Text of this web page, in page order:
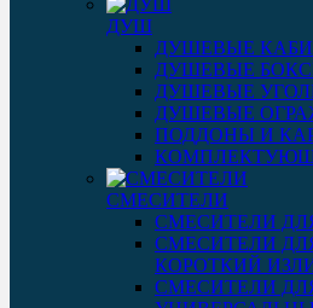
ДУШ
ДУШЕВЫЕ
ДУШЕВЫЕ
ДУШЕВЫЕ
ДУШЕВЫЕ
ПОДДОНЫ И
СМЕСИТЕЛИ
СМЕСИТЕЛИ
СМЕСИТЕЛИ
КОРОТКИЙ
СМЕСИТЕЛИ